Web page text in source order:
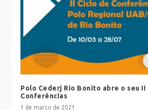
Polo Cederj Rio Bonito abre o seu II
Conferências
1 de março de 2021